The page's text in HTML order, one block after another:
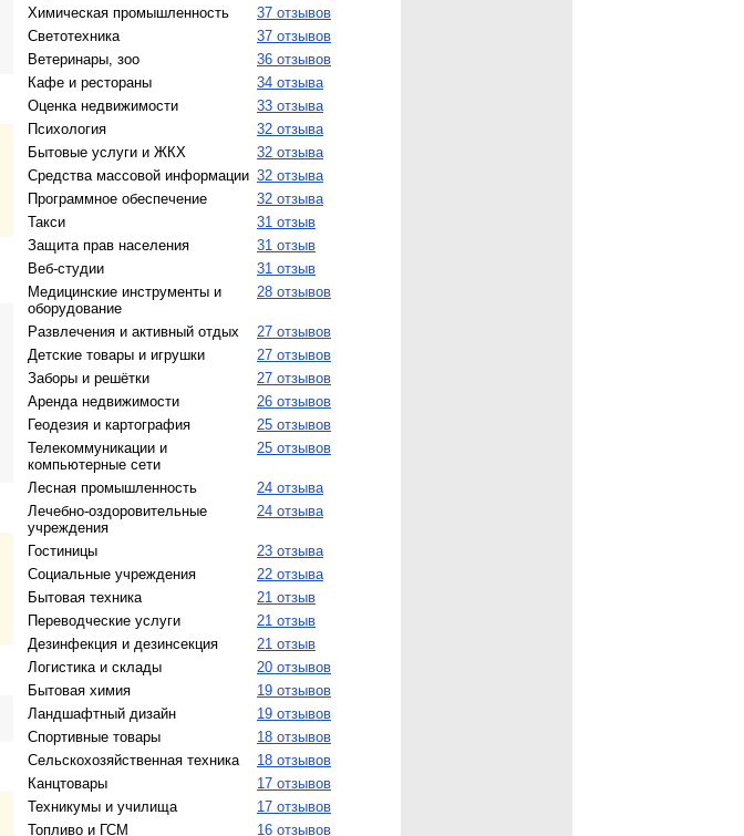
Химическая промышленность
37 отзывов
Светотехника
37 отзывов
Ветеринары, зоо
36 отзывов
Кафе и рестораны
34 отзыва
Оценка недвижимости
33 отзыва
Психология
32 отзыва
Бытовые услуги и ЖКХ
32 отзыва
Средства массовой информации 32 отзыва
Программное обеспечение
32 отзыва
Такси
31 отзыв
Защита прав населения
31 отзыв
Веб-студии
31 отзыв
Медицинские инструменты и
оборудование
28 отзывов
Развлечения и активный отдых
27 отзывов
Детские товары и игрушки
27 отзывов
Заборы и решётки
27 отзывов
Аренда недвижимости
26 отзывов
Геодезия и картография
25 отзывов
Телекоммуникации и
компьютерные сети
25 отзывов
Лесная промышленность
24 отзыва
Лечебно-оздоровительные
учреждения
24 отзыва
Гостиницы
23 отзыва
Социальные учреждения
22 отзыва
Бытовая техника
21 отзыв
Переводческие услуги
21 отзыв
Дезинфекция и дезинсекция
21 отзыв
Логистика и склады
20 отзывов
Бытовая химия
19 отзывов
Ландшафтный дизайн
19 отзывов
Спортивные товары
18 отзывов
Сельскохозяйственная техника
18 отзывов
Канцтовары
17 отзывов
Техникумы и училища
17 отзывов
Топливо и ГСМ
16 отзывов